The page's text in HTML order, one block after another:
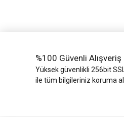
%100 Güvenli Alışveriş
Yüksek güvenlikli 256bit
ile tüm bilgileriniz koruma